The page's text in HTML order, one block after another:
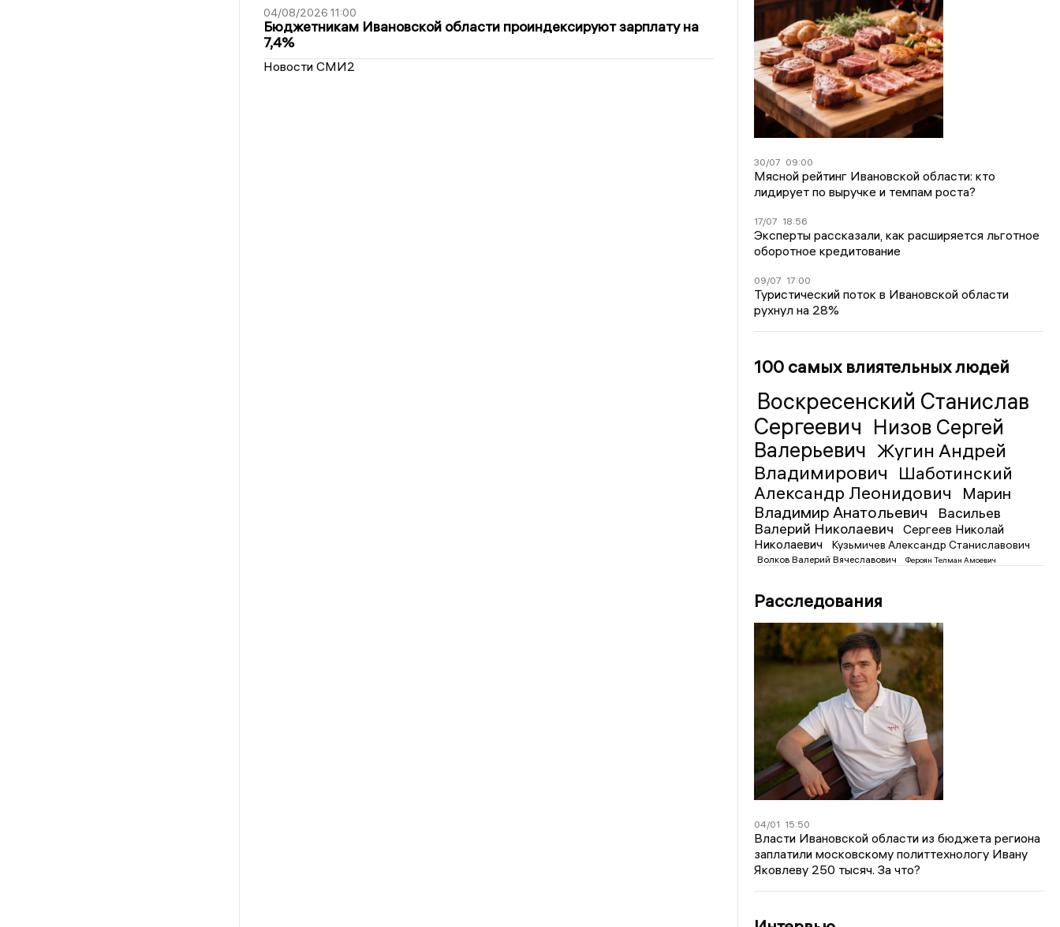
04/08/2026 11:00
Бюджетникам Ивановской области проиндексируют зарплату на
7,4%
Новости СМИ2
30/07 09:00
Мясной рейтинг Ивановской области: кто
лидирует по выручке и темпам роста?
17/07 18:56
Эксперты рассказали, как расширяется льготное
оборотное кредитование
09/07 17:00
Туристический поток в Ивановской области
рухнул на 28%
100 самых влиятельных людей
Воскресенский Станислав
Сергеевич Низов Сергей
Валерьевич Жугин Андрей
Владимирович
Шаботинский
Александр Леонидович
Марин
Владимир Анатольевич
Васильев
Валерий Николаевич
Сергеев Николай
Николаевич
Кузьмичев Александр Станиславович
Волков Валерий Вячеславович Фероян Телман Амоевич
Расследования
04/01 15:50
Власти Ивановской области из бюджета региона
заплатили московскому политтехнологу Ивану
Яковлеву 250 тысяч. За что?